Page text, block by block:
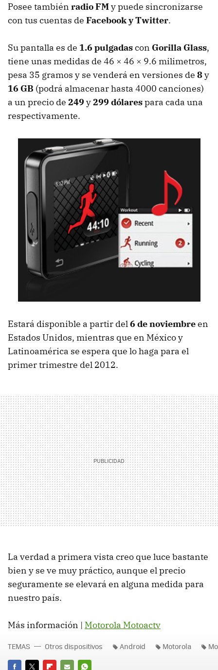
Posee también radio FMy puede sincronizarse
con tus cuentas de Facebook y Twitter.
Su pantalla es de 1.6 pulgadascon Gorilla Glass,
tiene unas medidas de 46 × 46 × 9.6 milimetros,
pesa 35 gramos y se venderá en versiones de 8y
16 GB (podrá almacenar hasta 4000 canciones)
a un precio de 249 y299 dólarespara cada una
respectivamente.
Estará disponible a partir del6 de noviembreen
Estados Unidos, mientras que en México y
Latinoamérica se espera que lo haga para el
primer trimestre del 2012.
La verdad a primera vista creo que luce bastante
bien y se ve muy práctico, aunque el precio
seguramente se elevará en alguna medida para
nuestro país.
Más información | Motorola Motoactv
TEMAS Otros dispositivos Android Motorola